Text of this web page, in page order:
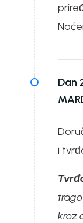
Dan
i
kroz